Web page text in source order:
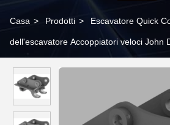
Casa > Prodotti > Escavatore Quick
dell'escavatore Accoppiatori veloci John